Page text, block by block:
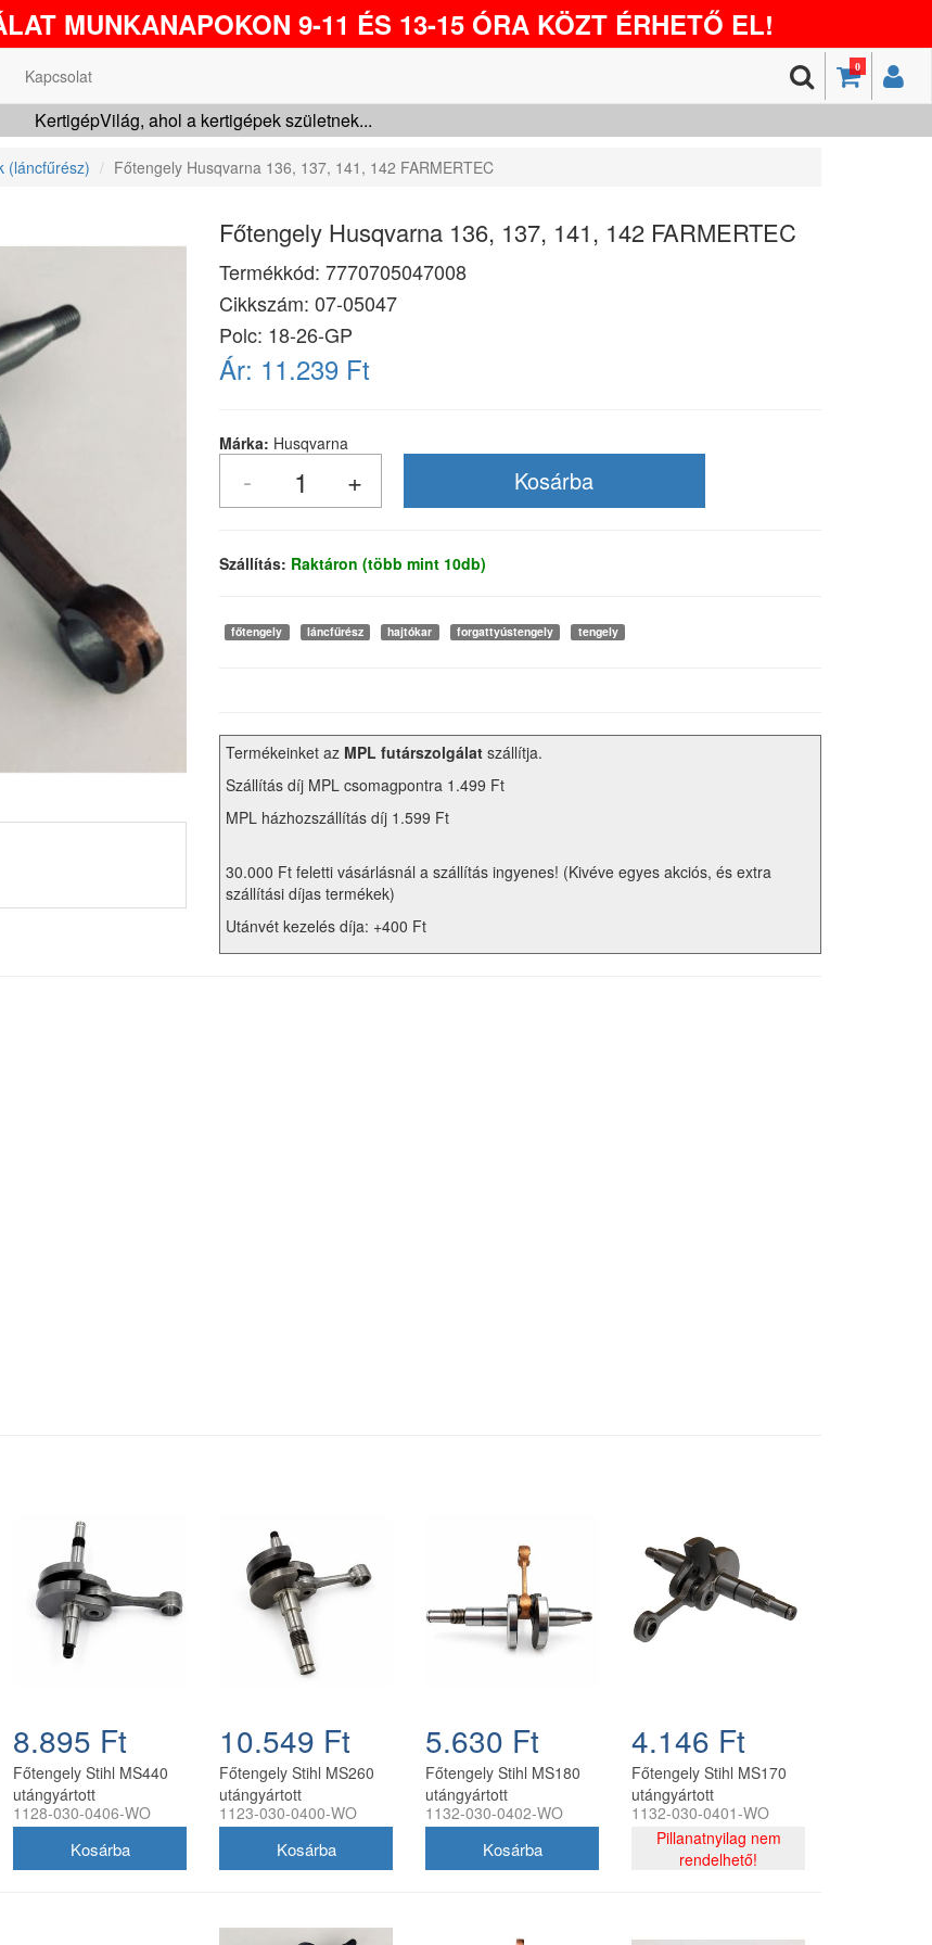
MUNKANAPOKON 9-11 ÉS 13-15 ÓRA KÖZT ÉRHETŐ EL!
0
Kapcsolat
KertigépVilág, ahol a kertigépek születnek...
(láncfűrész) Főtengely Husqvarna 136, 137, 141, 142 FARMERTEC
Főtengely Husqvarna 136, 137, 141, 142 FARMERTEC
Termékkód: 7770705047008
Cikkszám: 07-05047
Polc: 18-26-GP
Ár: 11.239 Ft
Márka: Husqvarna
Szállítás: Raktáron (több mint 10db)
főtengely láncfűrész hajtókar forgattyústengely tengely
Termékeinket az MPL futárszolgálat szállítja.
Szállítás díj MPL csomagpontra 1.499 Ft
MPL házhozszállítás díj 1.599 Ft
30.000 Ft feletti vásárlásnál a szállítás ingyenes! (Kivéve egyes akciós, és extra
szállítási díjas termékek)
Utánvét kezelés díja: +400 Ft
8.895 Ft
Főtengely Stihl MS440
utángyártott
1128-030-0406-WO
10.549 Ft
Főtengely Stihl MS260
utángyártott
1123-030-0400-WO
5.630 Ft
Főtengely Stihl MS180
utángyártott
1132-030-0402-WO
4.146 Ft
Főtengely Stihl MS170
utángyártott
1132-030-0401-WO
Pillanatnyilag nem
rendelhető!